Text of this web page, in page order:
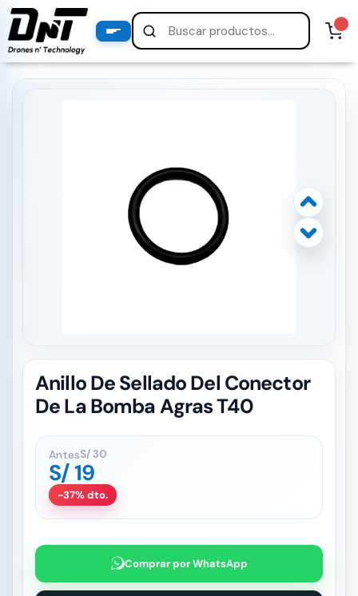
Anillo De Sellado Del Conector
De La Bomba Agras T40
AntesS/30
S/19
-37% dto.
Comprar por WhatsApp
PRODUCTOS
productos destacados